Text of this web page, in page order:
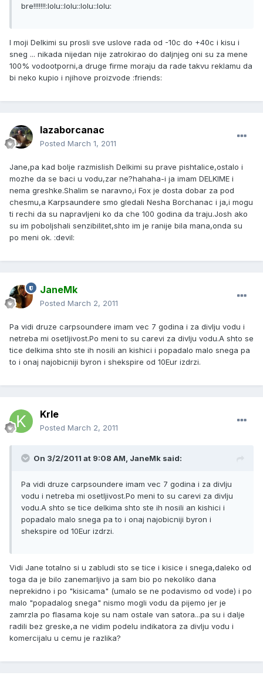
bre!!!!!!!:lolu::lolu::lolu::lolu:
I moji Delkimi su prosli sve uslove rada od -10c do +40c i kisu i
sneg ... nikada nijedan nije zatrokirao do daljnjeg oni su za mene
100% vodootporni,a druge firme moraju da rade takvu reklamu da
bi neko kupio i njihove proizvode :friends:
lazaborcanac
Posted March 1, 2011
Jane,pa kad bolje razmislish Delkimi su prave pishtalice,ostalo i
mozhe da se baci u vodu,zar ne?hahaha-i ja imam DELKIME i
nema greshke.Shalim se naravno,i Fox je dosta dobar za pod
chesmu,a Karpsaundere smo gledali Nesha Borchanac i ja,i mogu
ti rechi da su napravljeni ko da che 100 godina da traju.Josh ako
su im poboljshali senzibilitet,shto im je ranije bila mana,onda su
po meni ok. :devil:
JaneMk
Posted March 2, 2011
Pa vidi druze carpsoundere imam vec 7 godina i za divlju vodu i
netreba mi osetljivost.Po meni to su carevi za divlju vodu.A shto se
tice delkima shto ste ih nosili an kishici i popadalo malo snega pa
to i onaj najobicniji byron i shekspire od 10Eur izdrzi.
Krle
Posted March 2, 2011
On 3/2/2011 at 9:08 AM, JaneMk said:
Pa vidi druze carpsoundere imam vec 7 godina i za divlju
vodu i netreba mi osetljivost.Po meni to su carevi za divlju
vodu.A shto se tice delkima shto ste ih nosili an kishici i
popadalo malo snega pa to i onaj najobicniji byron i
shekspire od 10Eur izdrzi.
Vidi Jane totalno si u zabludi sto se tice i kisice i snega,daleko od
toga da je bilo zanemarljivo ja sam bio po nekoliko dana
neprekidno i po "kisicama" (umalo se ne podavismo od vode) i po
malo "popadalog snega" nismo mogli vodu da pijemo jer je
zamrzla po flasama koje su nam ostale van satora...pa su i dalje
radili bez greske,a ne vidim podelu indikatora za divlju vodu i
komercijalu u cemu je razlika?